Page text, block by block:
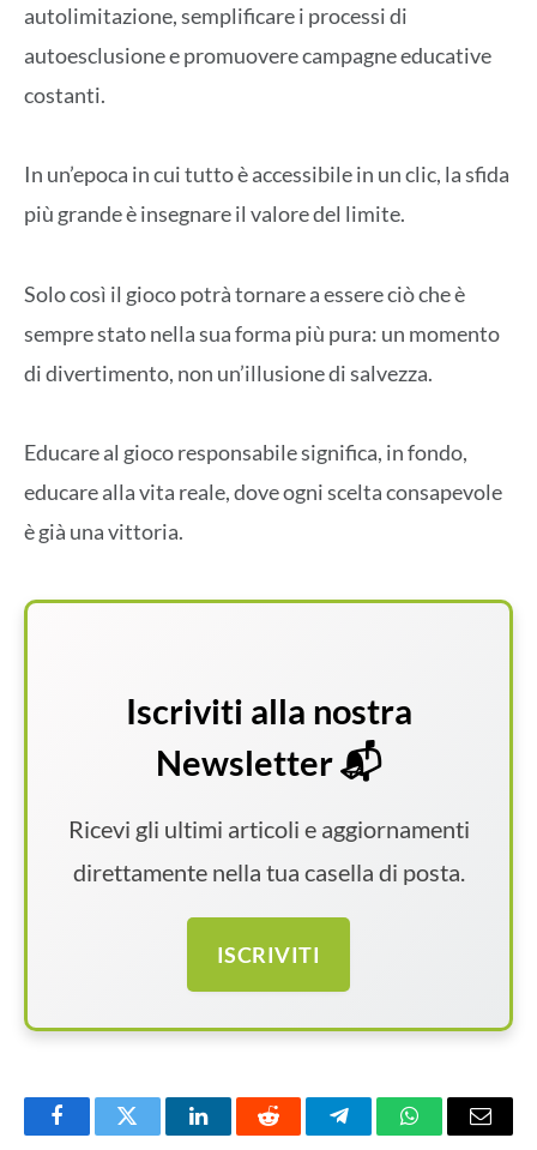
autolimitazione, semplificare i processi di
autoesclusione e promuovere campagne educative
costanti.
In un’epoca in cui tutto è accessibile in un clic, la sfida
più grande è insegnare il valore del limite.
Solo così il gioco potrà tornare a essere ciò che è
sempre stato nella sua forma più pura: un momento
di divertimento, non un’illusione di salvezza.
Educare al gioco responsabile significa, in fondo,
educare alla vita reale, dove ogni scelta consapevole
è già una vittoria.
Iscriviti alla nostra
Newsletter 📬
Ricevi gli ultimi articoli e aggiornamenti
direttamente nella tua casella di posta.
ISCRIVITI
FacebookTwitter LinkedInReddit TelegramWhatsAppEmail